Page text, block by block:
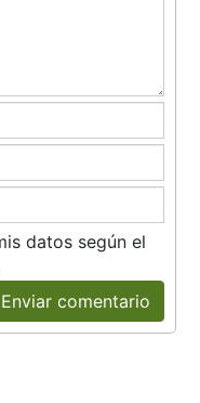
datos según el
Enviar comentario